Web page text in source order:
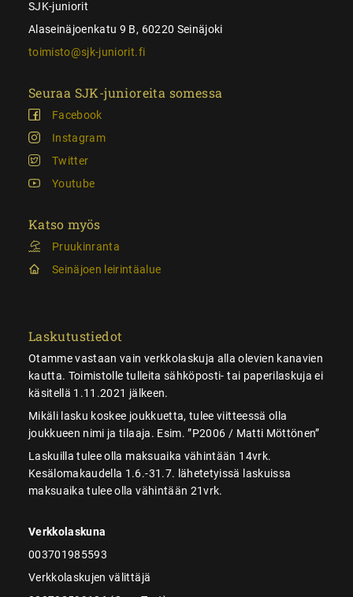
SJK-juniorit
Alaseinäjoenkatu 9 B, 60220 Seinäjoki
toimisto@sjk-juniorit.fi
Seuraa SJK-junioreita somessa
Facebook
Instagram
Twitter
Youtube
Katso myös
Pruukinranta
Seinäjoen leirintäalue
Laskutustiedot
Otamme vastaan vain verkkolaskuja alla olevien kanavien
kautta. Toimistolle tulleita sähköposti- tai paperilaskuja ei
käsitellä 1.11.2021 jälkeen.
Mikäli lasku koskee joukkuetta, tulee viitteessä olla
joukkueen nimi ja tilaaja. Esim. ”P2006 / Matti Möttönen”
Laskuilla tulee olla maksuaika vähintään 14vrk.
Kesälomakaudella 1.6.-31.7. lähetetyissä laskuissa
maksuaika tulee olla vähintään 21vrk.
Verkkolaskuna
003701985593
Verkkolaskujen välittäjä